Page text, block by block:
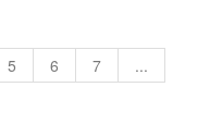
5 6 7
...